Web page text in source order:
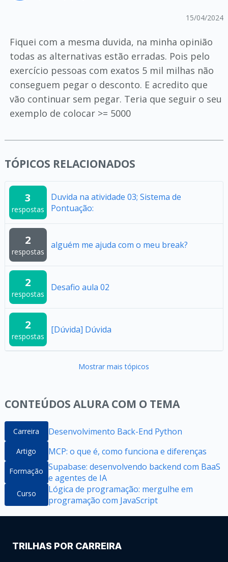
15/04/2024
Fiquei com a mesma duvida, na minha opinião
todas as alternativas estão erradas. Pois pelo
exercício pessoas com exatos 5 mil milhas não
conseguem pegar o desconto. E acredito que
vão continuar sem pegar. Teria que seguir o seu
exemplo de colocar >= 5000
TÓPICOS RELACIONADOS
3
respostas
Duvida na atividade 03; Sistema de
Pontuação:
2
respostas
alguém me ajuda com o meu break?
2
respostas
Desafio aula 02
2
respostas
[Dúvida] Dúvida
Mostrar mais tópicos
CONTEÚDOS ALURA COM O TEMA
Carreira Desenvolvimento Back-End Python
Artigo MCP: o que é, como funciona e diferenças
Formação Supabase: desenvolvendo backend com BaaS
e agentes de IA
Curso
Lógica de programação: mergulhe em
programação com JavaScript
TRILHAS POR CARREIRA